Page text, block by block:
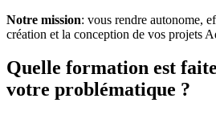
Notre mission: vous rendre autonome,
création et la conception de vos projets
Quelle formation est
votre problématique ?